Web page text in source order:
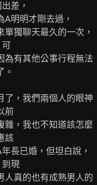
差，
明明才剛去過，
獨聊天最久的一次，
為有其他公事行程無法
。
了，我們兩個人的眼神
前
雜，我也不知道該怎麼
該
長已婚，但坦白說，
到現
人真的也有成熟男人的